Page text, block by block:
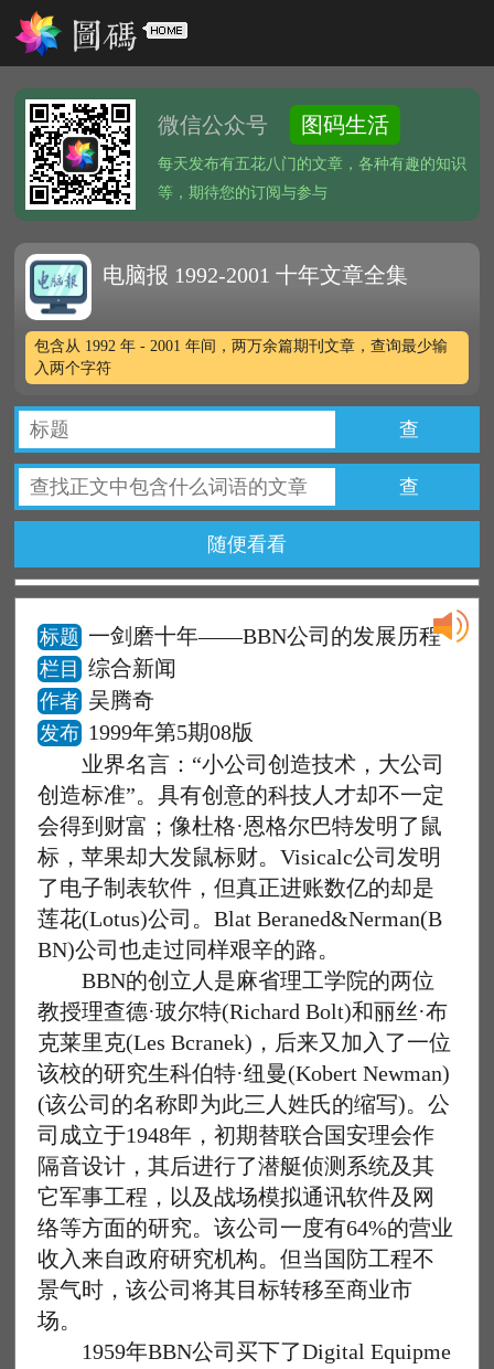
微信公众号 图码生活
每天发布有五花八门的文章，各种有趣的知识
等，期待您的订阅与参与
电脑报 1992-2001 十年文章全集
包含从 1992 年 - 2001 年间，两万余篇期刊文章，查询最少输
入两个字符
查
查
随便看看
标题 一剑磨十年——BBN公司的发展历程
栏目 综合新闻
作者 吴腾奇
发布 1999年第5期08版
业界名言：“小公司创造技术，大公司
创造标准”。具有创意的科技人才却不一定
会得到财富；像杜格·恩格尔巴特发明了鼠
标，苹果却大发鼠标财。Visicalc公司发明
了电子制表软件，但真正进账数亿的却是
莲花(Lotus)公司。Blat Beraned&Nerman(B
BN)公司也走过同样艰辛的路。
BBN的创立人是麻省理工学院的两位
教授理查德·玻尔特(Richard Bolt)和丽丝·布
克莱里克(Les Bcranek)，后来又加入了一位
该校的研究生科伯特·纽曼(Kobert Newman)
(该公司的名称即为此三人姓氏的缩写)。公
司成立于1948年，初期替联合国安理会作
隔音设计，其后进行了潜艇侦测系统及其
它军事工程，以及战场模拟通讯软件及网
络等方面的研究。该公司一度有64%的营业
收入来自政府研究机构。但当国防工程不
景气时，该公司将其目标转移至商业市
场。
1959年BBN公司买下了Digital Equipme